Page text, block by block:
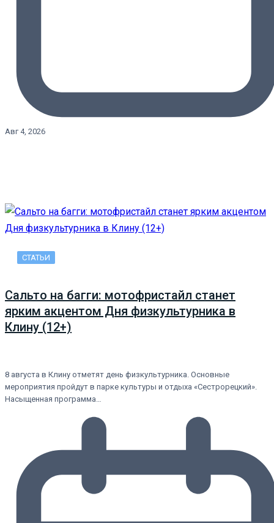
Авг 4, 2026
СТАТЬИ
Сальто на багги: мотофристайл станет
ярким акцентом Дня физкультурника в
Клину (12+)
8 августа в Клину отметят день физкультурника. Основные
мероприятия пройдут в парке культуры и отдыха «Сестрорецкий».
Насыщенная программа…